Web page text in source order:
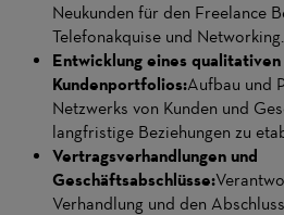
Neukunden für den Freelance
Telefonakquise und Networking.
Entwicklung eines qualitativen
Kundenportfolios:Aufbau und
Netzwerks von Kunden und
langfristige Beziehungen zu
Vertragsverhandlungen und
Geschäftsabschlüsse:
Verhandlung und den